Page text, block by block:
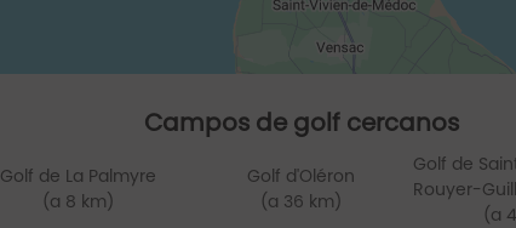
Campos de golf cercanos
Golf de La Palmyre
(a 8 km)
Golf d'Oléron
(a 36 km)
Golf de
Rouyer-
(a